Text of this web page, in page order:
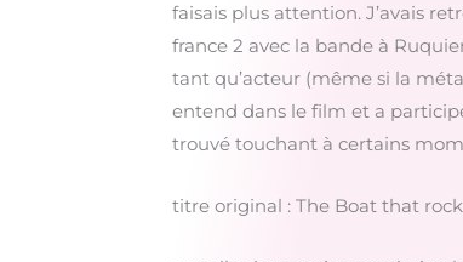
faisais plus attention. J’avais
france 2 avec la bande à
tant qu’acteur (même si la
entend dans le film et a
trouvé touchant à certains
titre original : The Boat that